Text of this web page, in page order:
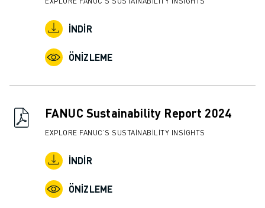
İNDIR
ÖNIZLEME
FANUC Sustainability Report 2024
EXPLORE FANUC’S SUSTAINABILITY INSIGHTS
İNDIR
ÖNIZLEME